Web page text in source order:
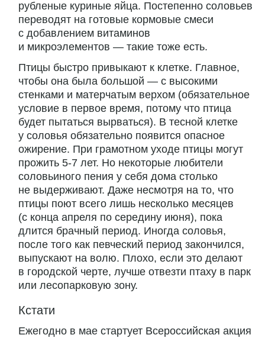
рубленые куриные яйца. Постепенно соловьев
переводят на готовые кормовые смеси
с добавлением витаминов
и микроэлементов — такие тоже есть.
Птицы быстро привыкают к клетке. Главное,
чтобы она была большой — с высокими
стенками и матерчатым верхом (обязательное
условие в первое время, потому что птица
будет пытаться вырваться). В тесной клетке
у соловья обязательно появится опасное
ожирение. При грамотном уходе птицы могут
прожить 5-7 лет. Но некоторые любители
соловьиного пения у себя дома столько
не выдерживают. Даже несмотря на то, что
птицы поют всего лишь несколько месяцев
(с конца апреля по середину июня), пока
длится брачный период. Иногда соловья,
после того как певческий период закончился,
выпускают на волю. Плохо, если это делают
в городской черте, лучше отвезти птаху в парк
или лесопарковую зону.
Кстати
Ежегодно в мае стартует Всероссийская акция